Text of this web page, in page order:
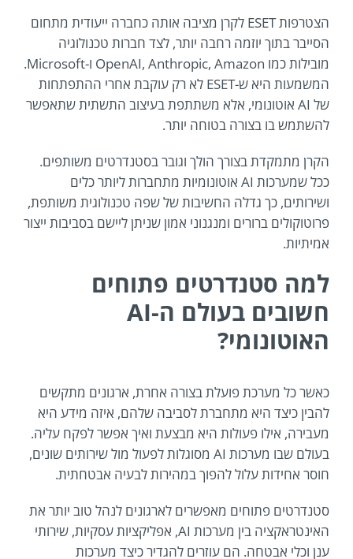
הצטרפות ESET לקרן מציבה אותה כחברה ייעודית מתחום
הסייבר בתוך יוזמה רחבה יותר, לצד חברות טכנולוגיה
מובילות כמו OpenAI, Anthropic, Amazon ו-Microsoft.
המשמעות היא ש-ESET לא רק עוקבת אחרי ההתפתחות
של AI אוטונומי, אלא משתתפת בעיצוב התשתית שתאפשר
להשתמש בו בצורה בטוחה יותר.
הקרן מתמקדת בצורך הולך וגובר בסטנדרטים משותפים.
ככל שמערכות AI אוטונומיות מתחברות ליותר כלים
ושירותים, כך גדלה החשיבות של שפה טכנולוגית משותפת,
פרוטוקולים ברורים ומנגנוני אמון שניתן ליישם בסביבות ייצור
אמיתיות.
למה סטנדרטים פתוחים
חשובים בעולם ה-AI
האוטונומי?
כאשר כל מערכת פועלת בצורה אחרת, ארגונים מתקשים
להבין כיצד היא מתחברת לסביבה שלהם, איזה מידע היא
מעבירה, אילו פעולות היא מבצעת ואיך אפשר לפקח עליה.
בעולם שבו מערכות AI מסוגלות לפעול מול שירותים שונים,
חוסר אחידות עלול להפוך במהירות לבעיה אבטחתית.
סטנדרטים פתוחים מאפשרים לארגונים לנהל טוב יותר את
האינטראקציה בין מערכות AI, אפליקציות עסקיות, שירותי
ענן וכלי אבטחה. הם עוזרים להגדיר כיצד מערכות